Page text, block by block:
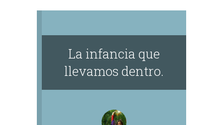
La infancia que
llevamos dentro.